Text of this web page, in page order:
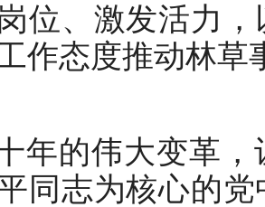
位、激发活力
作态度推动林草
年的伟大变革
同志为核心的